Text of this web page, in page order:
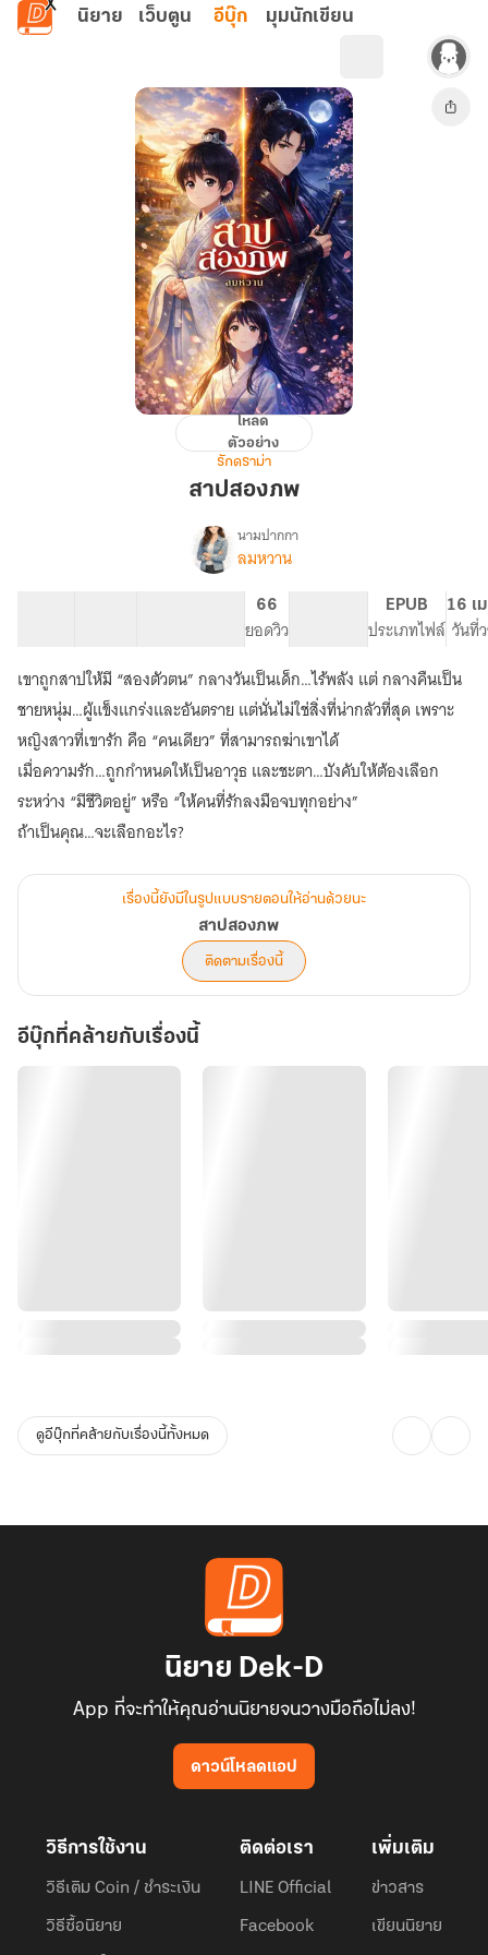
ข้ามไปยังเนื้อหาหลัก
นิยาย เว็บตูน อีบุ๊ก มุมนักเขียน
โหลด
ตัวอย่าง
รักดราม่า
สาปสองภพ
เรื่อง
สอง
ภพ
นามปากกา
ลมหวาน
66
ยอดวิว
EPUB
ประเภทไฟล์
16 เ
วันที่
เขาถูกสาปให้มี “สองตัวตน” กลางวันเป็นเด็ก…ไร้พลัง แต่ กลางคืนเป็น
ชายหนุ่ม…ผู้แข็งแกร่งและอันตราย แต่นั่นไม่ใช่สิ่งที่น่ากลัวที่สุด เพราะ
หญิงสาวที่เขารัก คือ “คนเดียว” ที่สามารถฆ่าเขาได้
เมื่อความรัก…ถูกกำหนดให้เป็นอาวุธ และชะตา…บังคับให้ต้องเลือก
ระหว่าง “มีชีวิตอยู่” หรือ “ให้คนที่รักลงมือจบทุกอย่าง”
เรื่องนี้ยังมีในรูปแบบรายตอนให้อ่านด้วยนะ
สาปสองภพ
ติดตามเรื่องนี้
อีบุ๊กที่คล้ายกับเรื่องนี้
ดูอีบุ๊กที่คล้ายกับเรื่องนี้ทั้งหมด
นิยาย Dek-D
App ที่จะทำให้คุณอ่านนิยายจนวางมือถือไม่ลง!
ดาวน์โหลดแอป
วิธีการใช้งาน
วิธีเติม Coin / ชำระเงิน
วิธีซื้อนิยาย
ติดต่อเรา
LINE Official
Facebook
เพิ่มเติม
ข่าวสาร
เขียนนิยาย